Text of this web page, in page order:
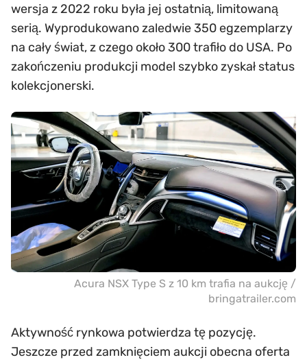
wersja z 2022 roku była jej ostatnią, limitowaną
serią. Wyprodukowano zaledwie 350 egzemplarzy
na cały świat, z czego około 300 trafiło do USA. Po
zakończeniu produkcji model szybko zyskał status
kolekcjonerski.
Acura NSX Type S z 10 km trafia na aukcję /
bringatrailer.com
Aktywność rynkowa potwierdza tę pozycję.
Jeszcze przed zamknięciem aukcji obecna oferta